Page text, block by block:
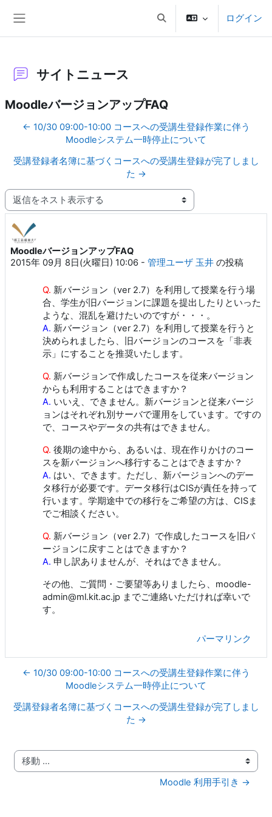
検索入力に切り替えるログイン
サイトニュース
MoodleバージョンアップFAQ
← 10/30 09:00-10:00 コースへの受講生登録作業に伴う
Moodleシステム一時停止について
受講登録者名簿に基づくコースへの受講生登録が完了しまし
た →
表示モード
MoodleバージョンアップFAQ
2015年 09月 8日(火曜日) 10:06 - 管理ユーザ 玉井 の投稿
返信数: 0
Q. 新バージョン（ver 2.7）を利用して授業を行う場
合、学生が旧バージョンに課題を提出したりといった
ような、混乱を避けたいのですが・・・。
A. 新バージョン（ver 2.7）を利用して授業を行うと
決められましたら、旧バージョンのコースを「非表
示」にすることを推奨いたします。
Q. 新バージョンで作成したコースを従来バージョン
からも利用することはできますか？
A. いいえ、できません。新バージョンと従来バージ
ョンはそれぞれ別サーバで運用をしています。ですの
で、コースやデータの共有はできません。
Q. 後期の途中から、あるいは、現在作りかけのコー
スを新バージョンへ移行することはできますか？
A. はい、できます。ただし、新バージョンへのデー
タ移行が必要です。データ移行はCISが責任を持って
行います。学期途中での移行をご希望の方は、CISま
でご相談ください。
Q. 新バージョン（ver 2.7）で作成したコースを旧バ
ージョンに戻すことはできますか？
A. 申し訳ありませんが、それはできません。
その他、ご質問・ご要望等ありましたら、moodle-
admin@ml.kit.ac.jp までご連絡いただければ幸いで
す。
パーマリンク
← 10/30 09:00-10:00 コースへの受講生登録作業に伴う
Moodleシステム一時停止について
受講登録者名簿に基づくコースへの受講生登録が完了しまし
た →
移動 ...
Moodle 利用手引き →